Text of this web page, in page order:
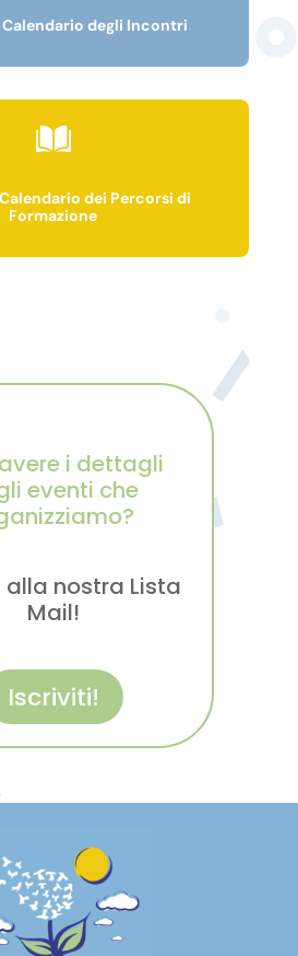
degli Incontri
dei Percorsi di
Formazione
i dettagli
eventi che
alla nostra Lista
Mail!
Iscriviti!